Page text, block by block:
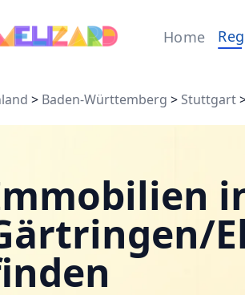
Home
> Baden-Württemberg > Stuttgart